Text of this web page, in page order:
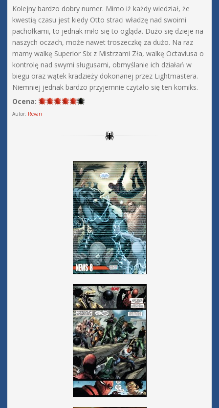
Kolejny bardzo dobry numer. Mimo iż każdy wiedział, że
kwestią czasu jest kiedy Otto straci władzę nad swoimi
pachołkami, to jednak miło się to ogląda. Dużo się dzieje na
naszych oczach, może nawet troszeczkę za dużo. Na raz
mamy walkę Superior Six z Mistrzami Zła, walkę Octaviusa o
kontrolę nad swymi sługusami, obmyślanie ich działań w
biegu oraz wątek kradzieży dokonanej przez Lightmastera.
Niemniej jednak bardzo przyjemnie czytało się ten komiks.
Ocena:
Autor: Revan